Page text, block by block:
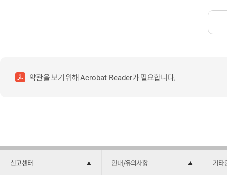
약관을 보기 위해Acrobat Reader가 필요합니다.
신고센터 안내/유의사항 기타